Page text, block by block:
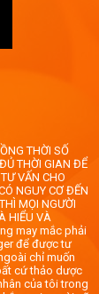
THỜI SỐ
THỜI GIAN ĐỂ
VẤN CHO
NGUY CƠ ĐẾN
MỌI NGƯỜI
HIỂU VÀ
may mắc phải
để được tư
chỉ muốn
cứ thảo dược
của tôi trong